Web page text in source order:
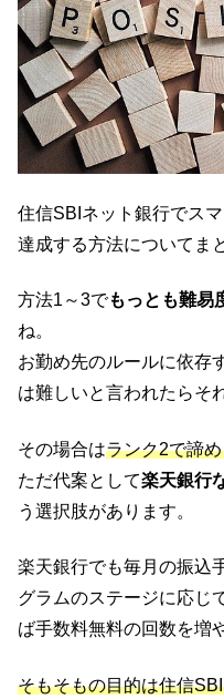
住信SBIネット銀行でス
達成する方法についてま
方法1～3でもっとも難易
ね。
お勤め先のルールに依存
は難しいと言われたらそ
その場合はランク2で諦
ただ代案として楽天銀行
う選択肢があります。
楽天銀行でも毎月の振込
グラムのステージに応じ
ば手数料無料の回数を増
そもそもの目的は住信